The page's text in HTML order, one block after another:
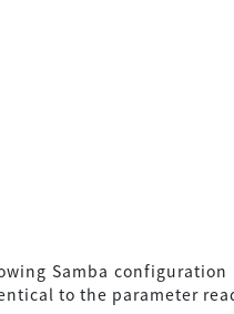
Samba configuration
to the parameter